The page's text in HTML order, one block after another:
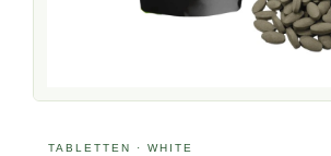
TABLETTEN · WHITE